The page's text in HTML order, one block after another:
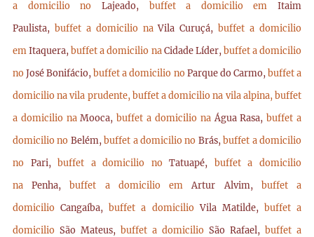
a domicilio no Lajeado, buffet a domicilio em Itaim
Paulista, buffet a domicilio naVila Curuçá,buffet a domicilio
emItaquera,buffet a domicilio naCidade Líder,buffet a domicilio
noJosé Bonifácio,buffet a domicilio noParque do Carmo,buffet a
domicilio na vila prudente,buffet a domicilio na vila alpina, buffet
a domicilio naMooca,buffet a domicilio naÁgua Rasa,buffet a
domicilio no Belém,buffet a domicilio no Brás,buffet a domicilio
no Pari,buffet a domicilio noTatuapé, buffet a domicilio
naPenha,buffet a domicilio emArtur Alvim, buffet a
domicilioCangaíba,buffet a domicilioVila Matilde, buffet a
domicilio São Mateus, buffet a domicilio São Rafael, buffet a